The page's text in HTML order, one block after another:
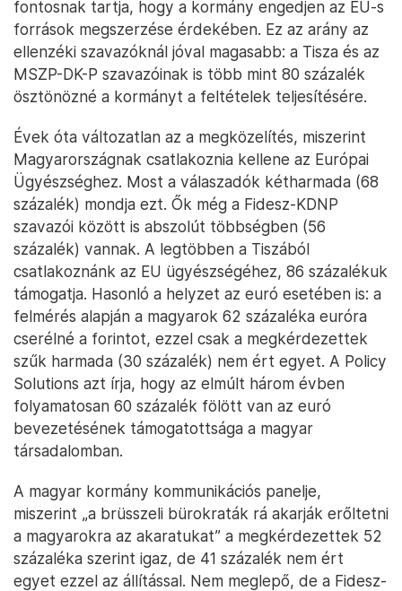
fontosnak tartja, hogy a kormány engedjen az EU-s
források megszerzése érdekében. Ez az arány az
ellenzéki szavazóknál jóval magasabb: a Tisza és az
MSZP-DK-P szavazóinak is több mint 80 százalék
ösztönözné a kormányt a feltételek teljesítésére.
Évek óta változatlan az a megközelítés, miszerint
Magyarországnak csatlakoznia kellene az Európai
Ügyészséghez. Most a válaszadók kétharmada (68
százalék) mondja ezt. Ők még a Fidesz-KDNP
szavazói között is abszolút többségben (56
százalék) vannak. A legtöbben a Tiszából
csatlakoznánk az EU ügyészségéhez, 86 százalékuk
támogatja. Hasonló a helyzet az euró esetében is: a
felmérés alapján a magyarok 62 százaléka euróra
cserélné a forintot, ezzel csak a megkérdezettek
szűk harmada (30 százalék) nem ért egyet. A Policy
Solutions azt írja, hogy az elmúlt három évben
folyamatosan 60 százalék fölött van az euró
bevezetésének támogatottsága a magyar
társadalomban.
A magyar kormány kommunikációs panelje,
miszerint „a brüsszeli bürokraták rá akarják erőltetni
a magyarokra az akaratukat” a megkérdezettek 52
százaléka szerint igaz, de 41 százalék nem ért
egyet ezzel az állítással. Nem meglepő, de a Fidesz-